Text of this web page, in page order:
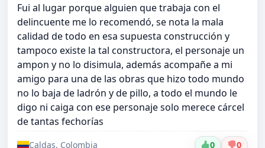
Fui al lugar porque alguien que trabaja con el
delincuente me lo recomendó, se nota la mala
calidad de todo en esa supuesta construcción y
tampoco existe la tal constructora, el personaje un
ampon y no lo disimula, además acompañe a mi
amigo para una de las obras que hizo todo mundo
no lo baja de ladrón y de pillo, a todo el mundo le
digo ni caiga con ese personaje solo merece cárcel
de tantas fechorías
Caldas, Colombia 0 0